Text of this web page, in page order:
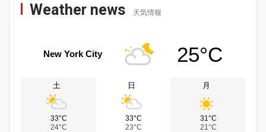
Weather news 天気情報
New York City 25°C
土
33°C
24°C
日
33°C
23°C
月
31°C
21°C